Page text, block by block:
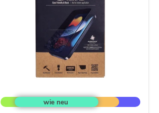
Displayschutz
iPhone